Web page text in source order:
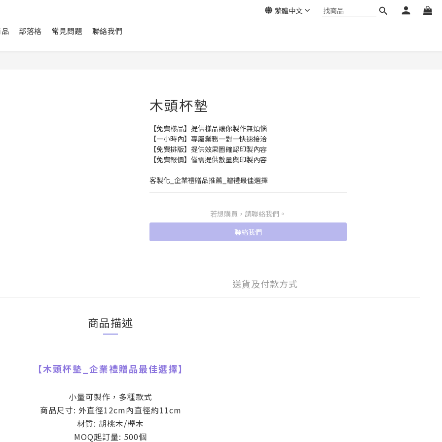
繁體中文
部落格 常見問題 聯絡我們
木頭杯墊
【免費樣品】提供樣品讓你製作無煩惱
【一小時內】專屬業務一對一快速接洽
【免費排版】提供效果圖確認印製內容
【免費報價】僅需提供數量與印製內容
客製化_企業禮贈品推薦_贈禮最佳選擇
若想購買，請聯絡我們。
聯絡我們
送貨及付款方式
商品描述
【木頭杯墊 企業禮贈品最佳選擇】
小量可製作，多種款式
商品尺寸: 外直徑12cm內直徑約11cm
材質: 胡桃木/櫸木
MOQ起訂量: 500個